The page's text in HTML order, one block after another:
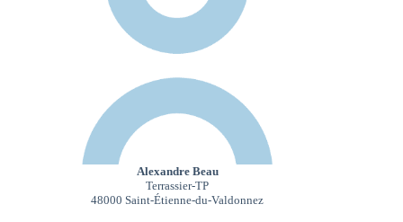
Alexandre Beau
Terrassier-TP
48000 Saint-Étienne-du-Valdonnez